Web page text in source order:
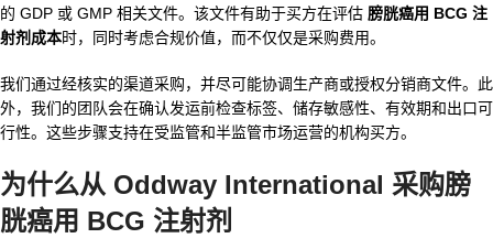
的 GDP 或 GMP 相关文件。该文件有助于买方在评估 膀胱癌用 BCG 注
射剂成本时，同时考虑合规价值，而不仅仅是采购费用。
我们通过经核实的渠道采购，并尽可能协调生产商或授权分销商文件。此
外，我们的团队会在确认发运前检查标签、储存敏感性、有效期和出口可
行性。这些步骤支持在受监管和半监管市场运营的机构买方。
为什么从 Oddway International 采购膀
胱癌用 BCG 注射剂